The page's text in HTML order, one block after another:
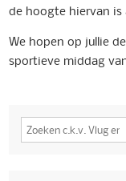
de hoogte hiervan is
We hopen op jullie
sportieve middag